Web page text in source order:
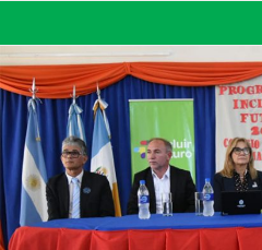
MINISTERIO
DE